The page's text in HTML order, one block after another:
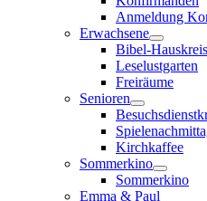
Anmeldung
Erwachsene
Bibel-Hauskreis
Leselustgarten
Freiräume
Senioren
Kirchkaffee
Sommerkino
Sommerkino
Emma & Paul